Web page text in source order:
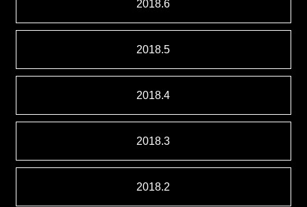
2018.6
2018.5
2018.4
2018.3
2018.2